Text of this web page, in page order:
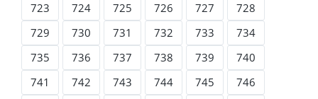
723
724 725 726 727
728
729
730 731 732 733
734
735
736 737 738 739
740
741
742 743 744 745
746